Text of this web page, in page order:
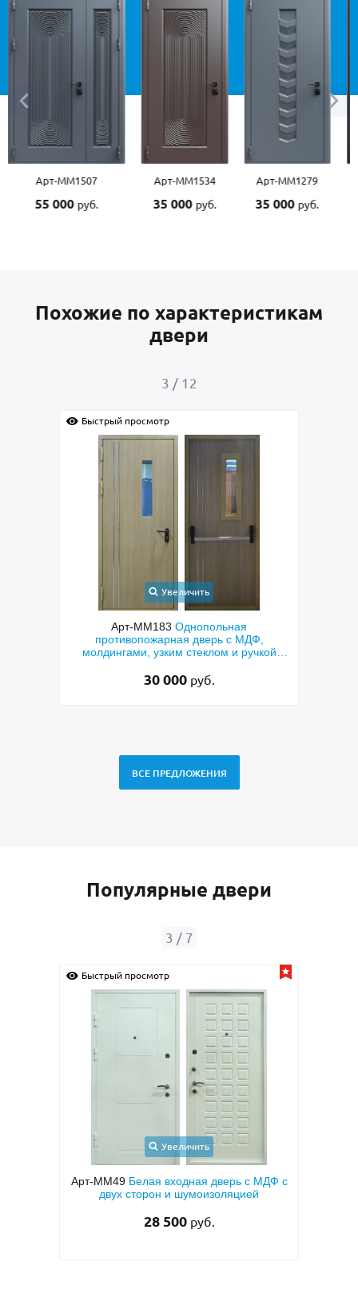
Арт-ММ1507
55 000 руб.
Арт-ММ1534
35 000 руб.
Арт-ММ1279
35 000 руб.
Похожие по характеристикам
двери
3 / 12
Быстрый просмотр
Увеличить
Арт-ММ183 Однопольная
противопожарная дверь с МДФ,
молдингами, узким стеклом и ручкой
30 000 руб.
ВСЕ ПРЕДЛОЖЕНИЯ
Популярные двери
3 / 7
Быстрый просмотр
Увеличить
Арт-ММ49 Белая входная дверь с МДФ с
двух сторон и шумоизоляцией
28 500 руб.